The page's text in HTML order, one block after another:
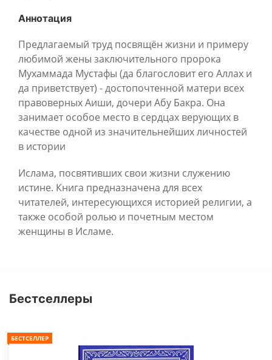
Аннотация
Предлагаемый труд посвящён жизни и примеру
любимой жены заключительного пророка
Мухаммада Мустафы (да благословит его Аллах и
да приветствует) - достопочтенной матери всех
правоверных Аиши, дочери Абу Бакра. Она
занимает особое место в сердцах верующих в
качестве одной из значительнейших личностей
в истории
Ислама, посвятивших свои жизни служению
истине. Книга предназначена для всех
читателей, интересующихся историей религии, а
также особой ролью и почетным местом
женщины в Исламе.
Бестселлеры
БЕСТСЕЛЛЕР